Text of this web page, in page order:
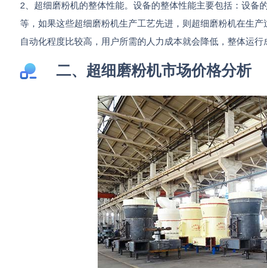
2、超细磨粉机的整体性能。设备的整体性能主要包括：设备
等，如果这些超细磨粉机生产工艺先进，则超细磨粉机在生
自动化程度比较高，用户所需的人力成本就会降低，整体运行
二、超细磨粉机市场价格分析